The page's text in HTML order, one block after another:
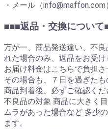
・メール（info@maffon.com
■■■返品・交換について
万が一、商品発送違い、不
れた場合のみ、返品をお受け
お届け料金はこちらで負担さ
その場合も、７日を過ぎたも
商品到着後、必ずご確認くだ
不良品の対象 商品に大きく
ムラがあった場合など 多少
ます。